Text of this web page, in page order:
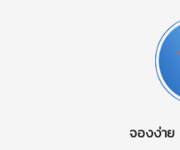
จองง่าย